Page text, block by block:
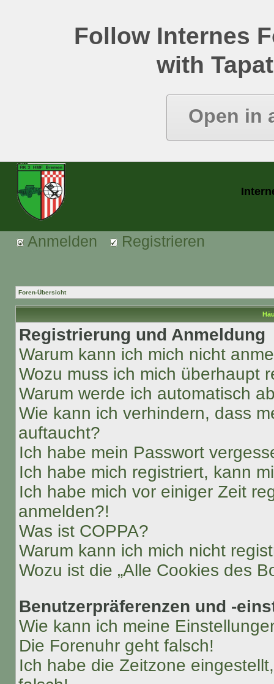
Follow Internes
with
Open in
Anmelden Registrieren
Foren-Übersicht
Registrierung und Anmeldung
Warum kann ich mich nicht
Wozu muss ich mich überhaupt
Warum werde ich automatisch
Wie kann ich verhindern, dass
auftaucht?
Ich habe mein Passwort
Ich habe mich registriert, kann
Ich habe mich vor einiger Zeit
anmelden?!
Was ist COPPA?
Warum kann ich mich nicht
Wozu ist die „Alle Cookies des
Benutzerpräferenzen und -
Wie kann ich meine
Die Forenuhr geht falsch!
Ich habe die Zeitzone